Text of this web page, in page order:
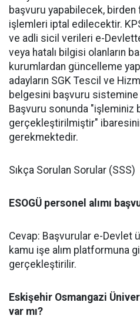
başvuru yapabilecek, birden
işlemleri iptal edilecektir.
ve adli sicil verileri e-
veya hatalı bilgisi olanların
kurumlardan güncelleme
adayların SGK Tescil ve
belgesini başvuru
Başvuru sonunda "işleminiz
gerçekleştirilmiştir"
gerekmektedir.
Sıkça Sorulan Sorular (SSS)
ESOGÜ personel alımı
Cevap: Başvurular e-Devlet
kamu işe alım platformuna
gerçekleştirilir.
Eskişehir Osmangazi
var mı?